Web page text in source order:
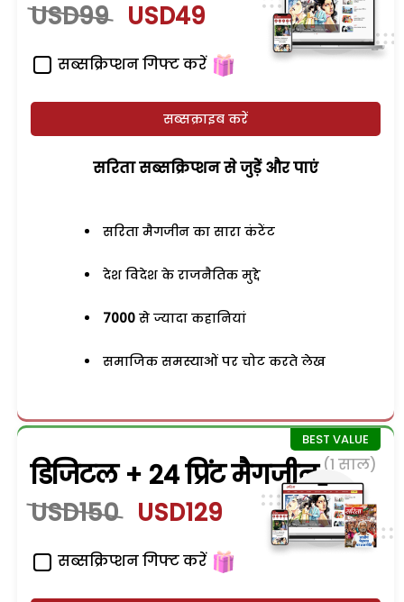
USD99 USD49
सब्सक्रिप्शन गिफ्ट करें
सब्सक्राइब करें
सरिता सब्सक्रिप्शन से जुड़ेें और पाएं
सरिता मैगजीन का सारा कंटेंट
देश विदेश के राजनैतिक मुद्दे
7000 से ज्यादा कहानियां
समाजिक समस्याओं पर चोट करते लेख
डिजिटल + 24 प्रिंट मैगजीन (1 साल)
USD150 USD129
सब्सक्रिप्शन गिफ्ट करें